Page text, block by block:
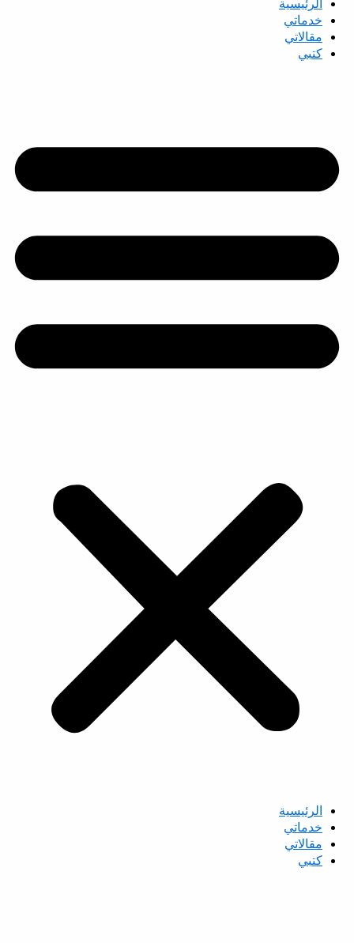
الرئيسية
خدماتي
مقالاتي
كتبي
الرئيسية
خدماتي
مقالاتي
كتبي